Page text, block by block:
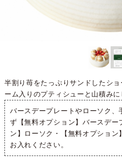
半割り苺をたっぷりサンドしたシ
ーム入りのプティシューと山積み
バースデープレートやローソク、
ず 【無料オプション】バースデー
ン】ローソク ・ 【無料オプション
お入れください。